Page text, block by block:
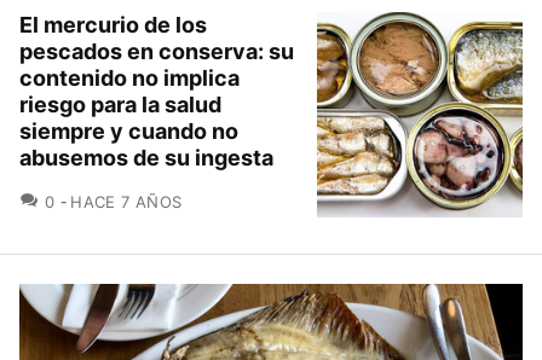
El mercurio de los
pescados en conserva: su
contenido no implica
riesgo para la salud
siempre y cuando no
abusemos de su ingesta
0 COMENTARIOS
HACE 7 AÑOS